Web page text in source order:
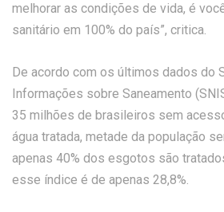
melhorar as condições de vida, é
sanitário em 100% do país”, critica.
De acordo com os últimos dados do
Informações sobre Saneamento
35 milhões de brasileiros sem
água tratada, metade da população
apenas 40% dos esgotos são
esse índice é de apenas 28,8%.